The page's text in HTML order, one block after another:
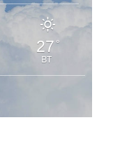
27 °
ВТ